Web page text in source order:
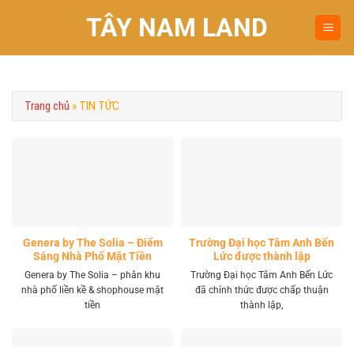
TÂY NAM LAND
Trang chủ » TIN TỨC
Genera by The Solia – Điểm
Sáng Nhà Phố Mặt Tiền
Vành Đai 4 Khu Tây
Genera by The Solia – phân khu
nhà phố liền kề & shophouse mặt
tiền
Trường Đại học Tâm Anh Bến
Lức được thành lập
Trường Đại học Tâm Anh Bến Lức
đã chính thức được chấp thuận
thành lập,